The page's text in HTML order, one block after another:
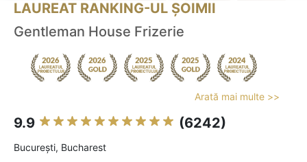
LAUREAT RANKING-UL ȘOIMII
Gentleman House Frizerie
Arată mai multe >>
9.9 (6242)
Bucureşti, Bucharest